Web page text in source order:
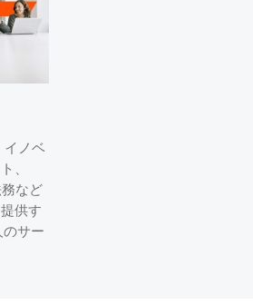
イノベ
、
など
供す
サー